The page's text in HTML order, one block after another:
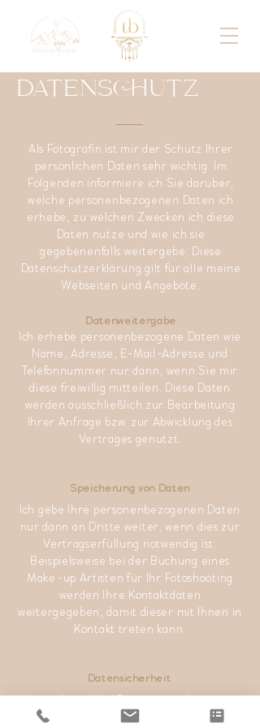
DATENSCHUTZ
Als Fotografin ist mir der Schutz Ihrer
persönlichen Daten sehr wichtig. Im
Folgenden informiere ich Sie darüber,
welche personenbezogenen Daten ich
erhebe, zu welchen Zwecken ich diese
Daten nutze und wie ich sie
gegebenenfalls weitergebe. Diese
Datenschutzerklärung gilt für alle meine
Webseiten und Angebote.
Datenweitergabe
Ich erhebe personenbezogene Daten wie
Name, Adresse, E-Mail-Adresse und
Telefonnummer nur dann, wenn Sie mir
diese freiwillig mitteilen. Diese Daten
werden ausschließlich zur Bearbeitung
Ihrer Anfrage bzw. zur Abwicklung des
Vertrages genutzt.
Speicherung von Daten
Ich gebe Ihre personenbezogenen Daten
nur dann an Dritte weiter, wenn dies zur
Vertragserfüllung notwendig ist.
Beispielsweise bei der Buchung eines
Make-up Artisten für Ihr Fotoshooting
werden Ihre Kontaktdaten
weitergegeben, damit dieser mit Ihnen in
Kontakt treten kann.
Datensicherheit
Ich speichere Ihre Daten nur solange, wie
dies für die Durchführung des Vertrages